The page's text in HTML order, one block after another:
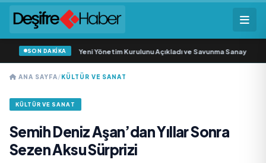
SON DAKİKA
Savunma Sanayi AŞ Yeni Yönetim Kurulunu Açıkladı ve Savunma Sanayinde
ANA SAYFA/KÜLTÜR VE SANAT
KÜLTÜR VE SANAT
Semih Deniz Aşan’dan Yıllar Sonra
Sezen Aksu Sürprizi